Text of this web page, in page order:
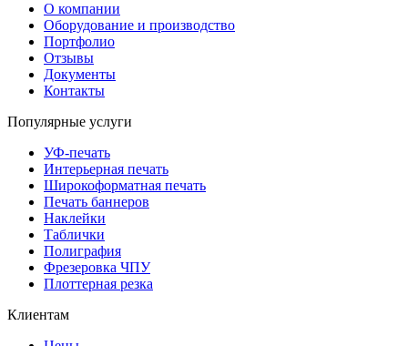
О компании
Оборудование и производство
Портфолио
Отзывы
Документы
Контакты
Популярные услуги
УФ-печать
Интерьерная печать
Широкоформатная печать
Печать баннеров
Наклейки
Таблички
Полиграфия
Фрезеровка ЧПУ
Плоттерная резка
Клиентам